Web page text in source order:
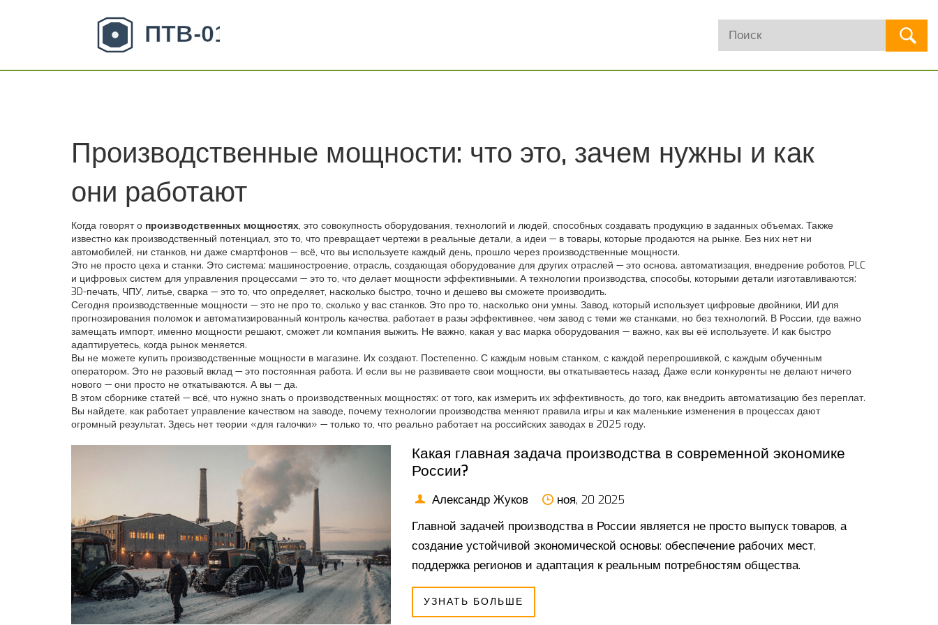
Производственные мощности: что это, зачем нужны и как
они работают
Когда говорят о производственных мощностях, это совокупность оборудования, технологий и людей, способных создавать продукцию в заданных объемах. Также
известно как производственный потенциал, это то, что превращает чертежи в реальные детали, а идеи — в товары, которые продаются на рынке. Без них нет ни
автомобилей, ни станков, ни даже смартфонов — всё, что вы используете каждый день, прошло через производственные мощности.
Это не просто цеха и станки. Это система: машиностроение, отрасль, создающая оборудование для других отраслей — это основа. автоматизация, внедрение роботов, PLC
и цифровых систем для управления процессами — это то, что делает мощности эффективными. Атехнологии производства, способы, которыми детали изготавливаются:
3D-печать, ЧПУ, литье, сварка — это то, что определяет, насколько быстро, точно и дешево вы сможете производить.
Сегодня производственные мощности — это не про то, сколько у вас станков. Это про то, насколько они умны. Завод, который использует цифровые двойники, ИИ для
прогнозирования поломок и автоматизированный контроль качества, работает в разы эффективнее, чем завод с теми же станками, но без технологий. В России, где важно
замещать импорт, именно мощности решают, сможет ли компания выжить. Не важно, какая у вас марка оборудования — важно, как вы её используете. И как быстро
адаптируетесь, когда рынок меняется.
Вы не можете купить производственные мощности в магазине. Их создают. Постепенно. С каждым новым станком, с каждой перепрошивкой, с каждым обученным
оператором. Это не разовый вклад — это постоянная работа. И если вы не развиваете свои мощности, вы откатываетесь назад. Даже если конкуренты не делают ничего
нового — они просто не откатываются. А вы — да.
В этом сборнике статей — всё, что нужно знать о производственных мощностях: от того, как измерить их эффективность, до того, как внедрить автоматизацию без переплат.
Вы найдете, как работает управление качеством на заводе, почему технологии производства меняют правила игры и как маленькие изменения в процессах дают
огромный результат. Здесь нет теории «для галочки» — только то, что реально работает на российских заводах в 2025 году.
Какая главная задача производства в современной экономике
России?
Александр Жуков
ноя, 20 2025
Главной задачей производства в России является не просто выпуск товаров, а
создание устойчивой экономической основы: обеспечение рабочих мест,
поддержка регионов и адаптация к реальным потребностям общества.
УЗНАТЬ БОЛЬШЕ